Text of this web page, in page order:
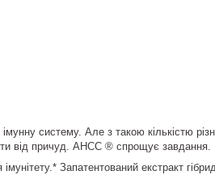
систему. Але з такою кількістю
від причуд. AHCC ® спрощує завдання.
Запатентований екстракт